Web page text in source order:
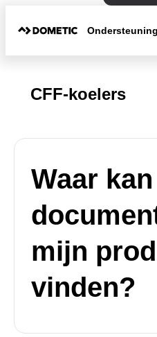
Ondersteuning
CFF-koelers
Waar
mijn
vinden?